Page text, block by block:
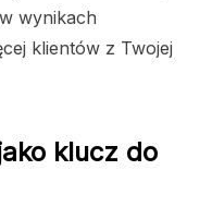
wynikach
klientów z Twojej
klucz do